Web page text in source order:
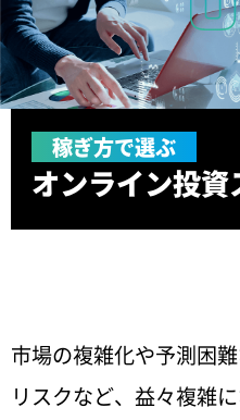
稼ぎ方で選ぶ
オンライン投資
市場の複雑化や予測困
リスクなど、益々複雑